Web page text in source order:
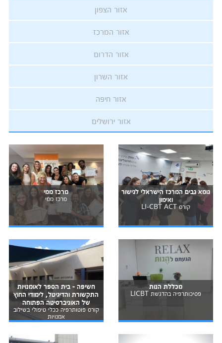
אזור הצפון
אזור המרכז
אזור הדרום
אזור השרון
אזור חיפה
אזור ירושלים
גומא גבים המרכז הישראלי לגישור
ואימון
קורס LI-CBT ACT
מרכז ממי
מרכז ממי
מכללת הנות
פסיכותרפיה בהדגשת LICBT
חשיפה - בית הספר לאומנויות
התקשורת והדיגיטל, לימודי החוץ
של האוניברסיטה הפתוחה
קורס פוטותרפיה ככלי טיפולי בשילוב
אמנויות